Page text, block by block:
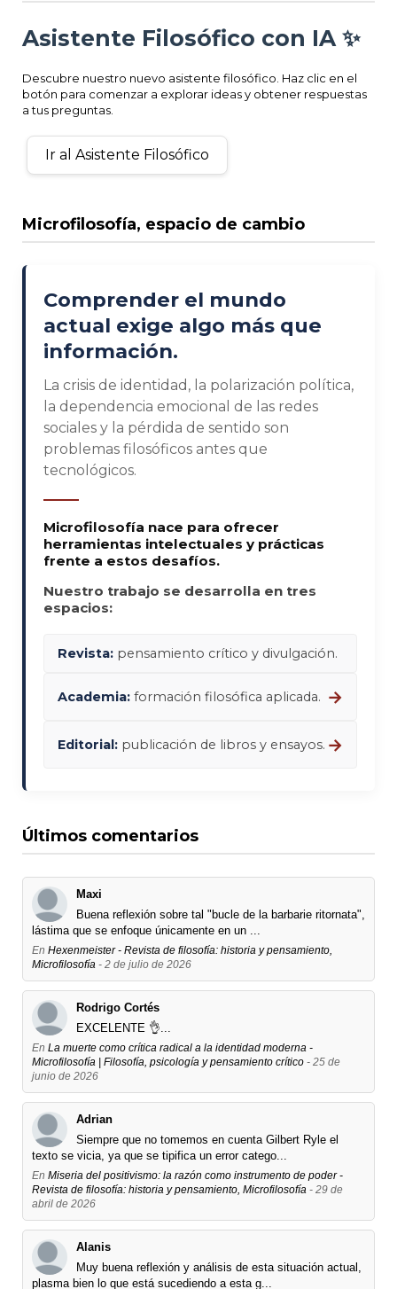
Asistente Filosófico con IA ✨
Descubre nuestro nuevo asistente filosófico. Haz clic en el
botón para comenzar a explorar ideas y obtener respuestas
a tus preguntas.
Ir al Asistente Filosófico
Microfilosofía, espacio de cambio
Comprender el mundo
actual exige algo más que
información.
La crisis de identidad, la polarización política,
la dependencia emocional de las redes
sociales y la pérdida de sentido son
problemas filosóficos antes que
tecnológicos.
Microfilosofía nace para ofrecer
herramientas intelectuales y prácticas
frente a estos desafíos.
Nuestro trabajo se desarrolla en tres
espacios:
Revista: pensamiento crítico y divulgación.
Academia: formación filosófica aplicada. →
Editorial: publicación de libros y ensayos. →
Últimos comentarios
Maxi
Buena reflexión sobre tal "bucle de la barbarie ritornata",
lástima que se enfoque únicamente en un ...
En Hexenmeister - Revista de filosofía: historia y pensamiento,
Microfilosofía - 2 de julio de 2026
Rodrigo Cortés
EXCELENTE 👌...
En La muerte como crítica radical a la identidad moderna -
Microfilosofía | Filosofía, psicología y pensamiento crítico - 25 de
junio de 2026
Adrian
Siempre que no tomemos en cuenta Gilbert Ryle el
texto se vicia, ya que se tipifica un error catego...
En Miseria del positivismo: la razón como instrumento de poder -
Revista de filosofía: historia y pensamiento, Microfilosofía - 29 de
abril de 2026
Alanis
Muy buena reflexión y análisis de esta situación actual,
plasma bien lo que está sucediendo a esta g...